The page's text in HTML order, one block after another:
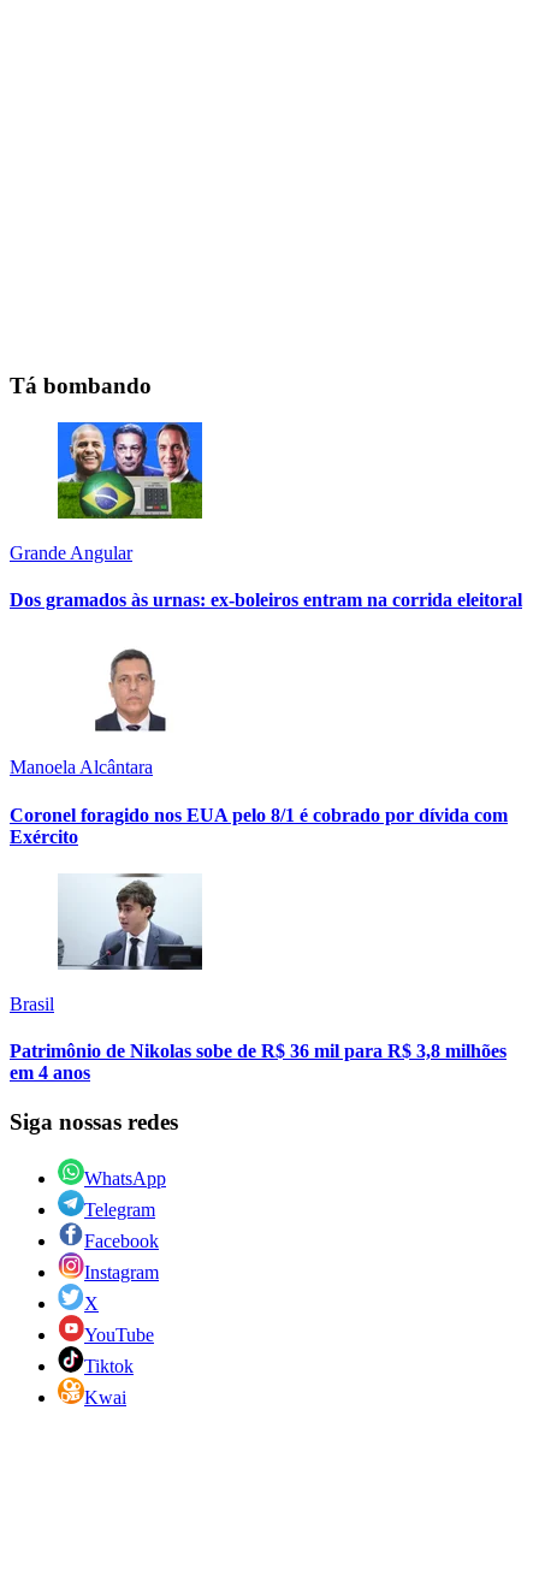
Tá bombando
Grande Angular
Dos gramados às urnas: ex-boleiros entram na corrida eleitoral
Manoela Alcântara
Coronel foragido nos EUA pelo 8/1 é cobrado por dívida com
Exército
Brasil
Patrimônio de Nikolas sobe de R$ 36 mil para R$ 3,8 milhões
em 4 anos
Siga nossas redes
WhatsApp
Telegram
Facebook
Instagram
X
YouTube
Tiktok
Kwai